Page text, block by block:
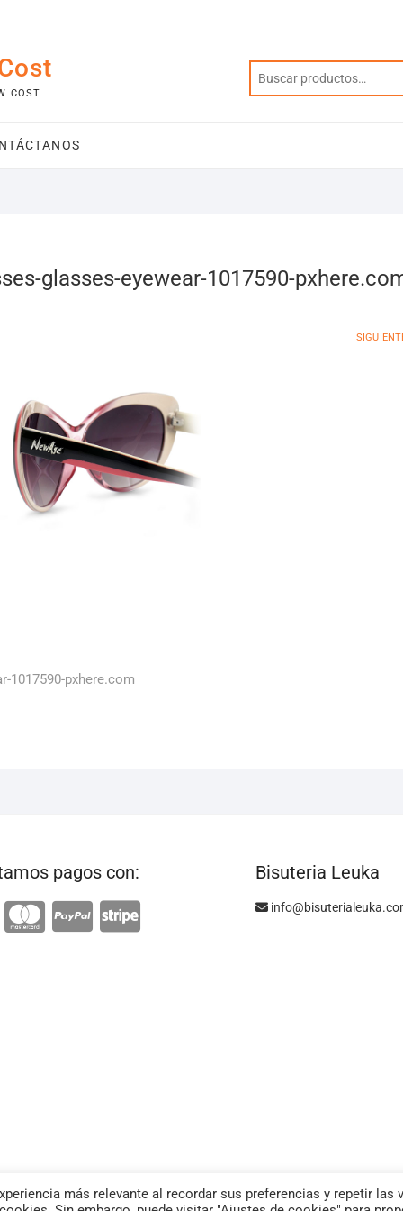
COST
glasses-eyewear-1017590-
1017590-pxhere.com
pagos con: Bisuteria Leuka
más relevante al recordar sus preferencias y repetir las